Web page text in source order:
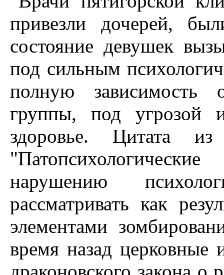
привезли дочерей,
состояние девушек
под сильным
полную зависимость
группы, под угрозой
здоровье. Цитата из
нарушению
рассматривать как
элементами
время назад церковные